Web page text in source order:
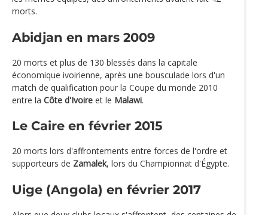
morts.
Abidjan en mars 2009
20 morts et plus de 130 blessés dans la capitale
économique ivoirienne, après une bousculade lors d'un
match de qualification pour la Coupe du monde 2010
entre la Côte d'Ivoire et le Malawi.
Le Caire en février 2015
20 morts lors d'affrontements entre forces de l'ordre et
supporteurs de Zamalek, lors du Championnat d'Égypte.
Uige (Angola) en février 2017